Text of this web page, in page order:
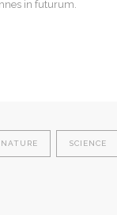
in futurum.
NATURE SCIENCE